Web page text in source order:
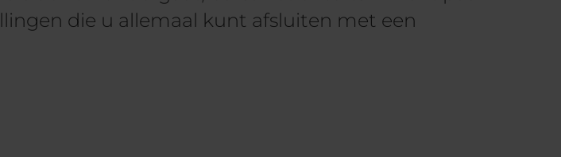
die u allemaal kunt afsluiten met een